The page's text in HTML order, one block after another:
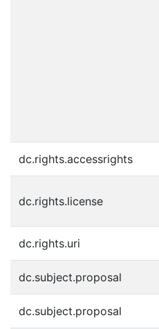
dc.rights.accessrights
dc.rights.license
dc.rights.uri
dc.subject.proposal
dc.subject.proposal